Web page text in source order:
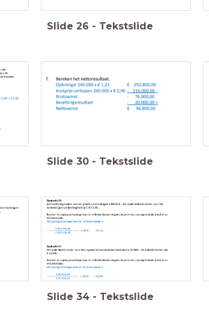
Slide 26 - Tekstslide
Slide 30 - Tekstslide
Slide 34 - Tekstslide